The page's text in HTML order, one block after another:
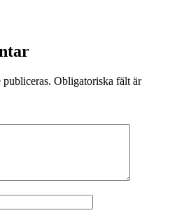
publiceras. Obligatoriska fält är